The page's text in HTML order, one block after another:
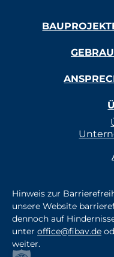
Hinweis zur
unsere Website
dennoch auf
unter office@fibav.de
weiter.